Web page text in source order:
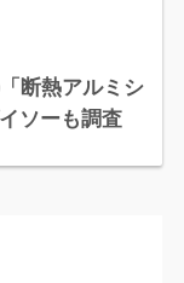
断熱アルミシ
ソーも調査